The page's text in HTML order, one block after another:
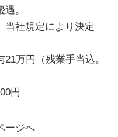
。
当社規定により決定
万円（残業手当込。
円
ージへ